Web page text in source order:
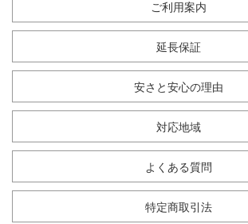
ご利用案内
延長保証
安さと安心の理由
対応地域
よくある質問
特定商取引法